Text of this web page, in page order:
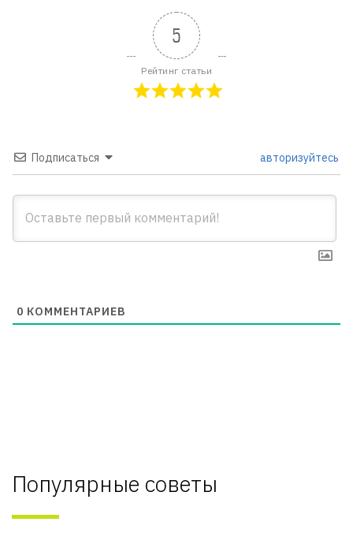
5
Рейтинг статьи
Подписаться авторизуйтесь
0 КОММЕНТАРИЕВ
Популярные советы